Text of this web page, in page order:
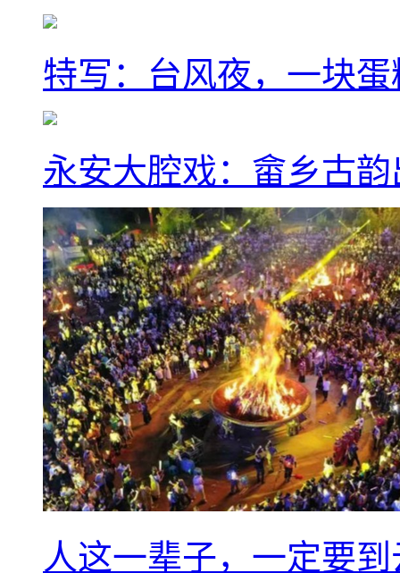
特写：台风夜，一块
永安大腔戏：畲乡古
人这一辈子，一定要